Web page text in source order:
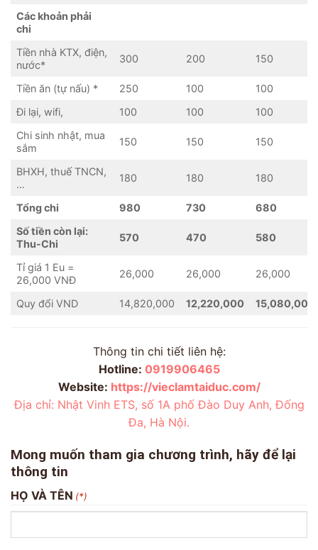
Các khoản phải
chi
Tiền nhà KTX, điện,
nước*
300 200 150
Tiền ăn (tự nấu) * 250 100
100
Đi lại, wifi,
100 100
100
Chi sinh nhật, mua
sắm
150 150 150
BHXH, thuế TNCN,
…
180 180 180
Tổng chi 980 730
680
Số tiền còn lại:
Thu-Chi
570 470 580
Tỉ giá 1 Eu =
26,000 VNĐ
26,000 26,000 26,000
Quy đổi VND 14,820,000 12,220,000 15,080,000
Thông tin chi tiết liên hệ:
Hotline: 0919906465
Website: https://vieclamtaiduc.com/
Địa chỉ: Nhật Vinh ETS, số 1A phố Đào Duy Anh, Đống
Đa, Hà Nội.
Mong muốn tham gia chương trình, hãy để lại
thông tin
HỌ VÀ TÊN (*)